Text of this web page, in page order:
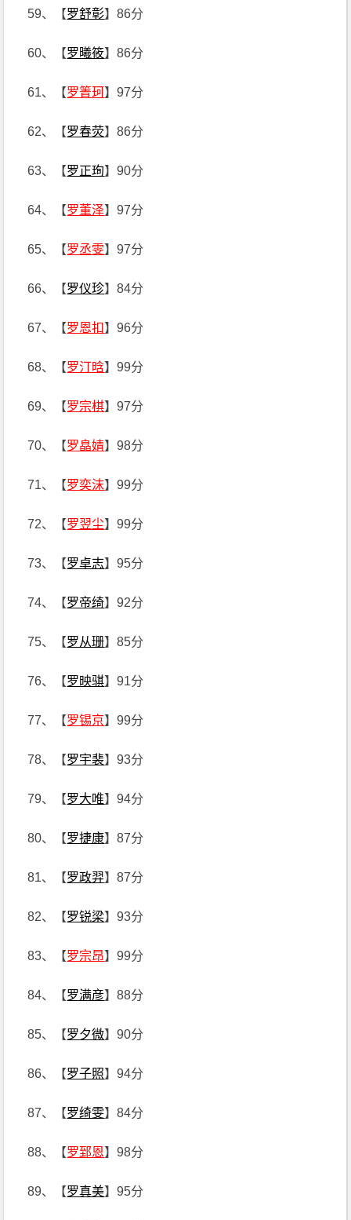
59、【罗舒彰】86分
60、【罗曦筱】86分
61、【罗箐珂】97分
62、【罗春荧】86分
63、【罗正珣】90分
64、【罗董泽】97分
65、【罗丞雯】97分
66、【罗仪珍】84分
67、【罗恩扣 】96分
68、【罗汀晗】99分
69、【罗宗棋】97分
70、【罗皛婧】98分
71、【罗奕沫】99分
72、【罗翌尘】99分
73、【罗卓志】95分
74、【罗帝绮】92分
75、【罗从珊】85分
76、【罗映骐】91分
77、【罗锡京】99分
78、【罗宇裴】93分
79、【罗大唯】94分
80、【罗捷康】87分
81、【罗政羿】87分
82、【罗锐梁】93分
83、【罗宗昂】99分
84、【罗满彦】88分
85、【罗夕微】90分
86、【罗子照】94分
87、【罗绮雯】84分
88、【罗郅恩】98分
89、【罗真美】95分